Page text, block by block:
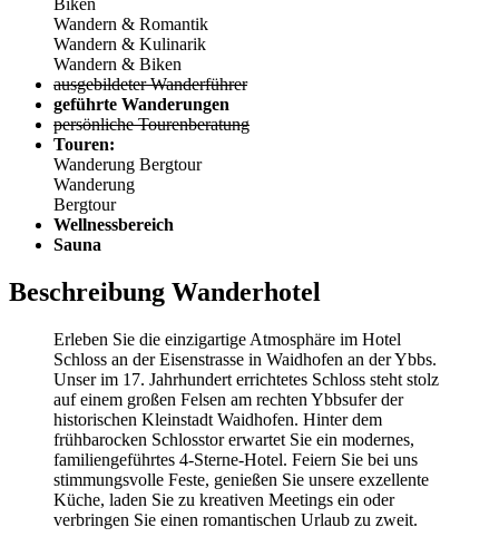
Wandern & Romantik
Wandern & Kulinarik
Wandern & Biken
ausgebildeter Wanderführer
geführte Wanderungen
persönliche Tourenberatung
Touren:
Wanderung Bergtour
Wanderung
Bergtour
Wellnessbereich
Sauna
Beschreibung Wanderhotel
Erleben Sie die einzigartige Atmosphäre im Hotel
Schloss an der Eisenstrasse in Waidhofen an der Ybbs.
Unser im 17. Jahrhundert errichtetes Schloss steht stolz
auf einem großen Felsen am rechten Ybbsufer der
historischen Kleinstadt Waidhofen. Hinter dem
frühbarocken Schlosstor erwartet Sie ein modernes,
familiengeführtes 4-Sterne-Hotel. Feiern Sie bei uns
stimmungsvolle Feste, genießen Sie unsere exzellente
Küche, laden Sie zu kreativen Meetings ein oder
verbringen Sie einen romantischen Urlaub zu zweit.